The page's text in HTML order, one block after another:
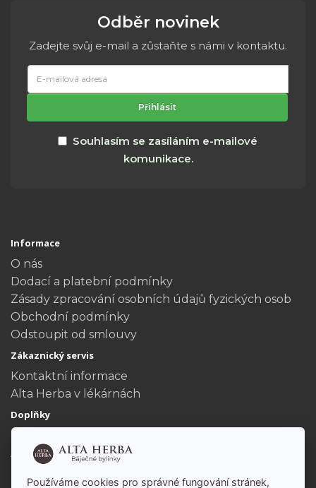
Odběr novinek
Zadejte svůj e-mail a zůstaňte s námi v kontaktu.
mailová
adresa
Přihlásit
Souhlasím se zasíláním e-mailové
komunikace.
Informace
O nás
Dodací a platební podmínky
Zásady zpracování osobních údajů fyzických osob
Obchodní podmínky
Odstoupit od smlouvy
Zákaznický servis
Kontaktní informace
Alta Herba v lékárnách
Doplňky
Dárkové poukazy
Akční nabídka
Používáme cookies pro správné fungování stránek,